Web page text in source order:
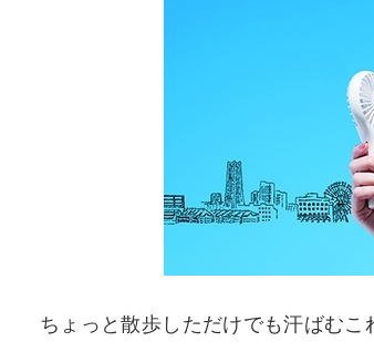
ちょっと散歩しただけでも汗ばむこ